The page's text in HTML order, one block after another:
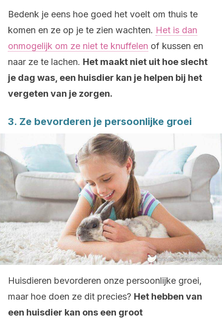
Bedenk je eens hoe goed het voelt om thuis te
komen en ze op je te zien wachten. Het is dan
onmogelijk om ze niet te knuffelen of kussen en
naar ze te lachen. Het maakt niet uit hoe slecht
je dag was, een huisdier kan je helpen bij het
vergeten van je zorgen.
3. Ze bevorderen je persoonlijke groei
Huisdieren bevorderen onze persoonlijke groei,
maar hoe doen ze dit precies? Het hebben van
een huisdier kan ons een groot